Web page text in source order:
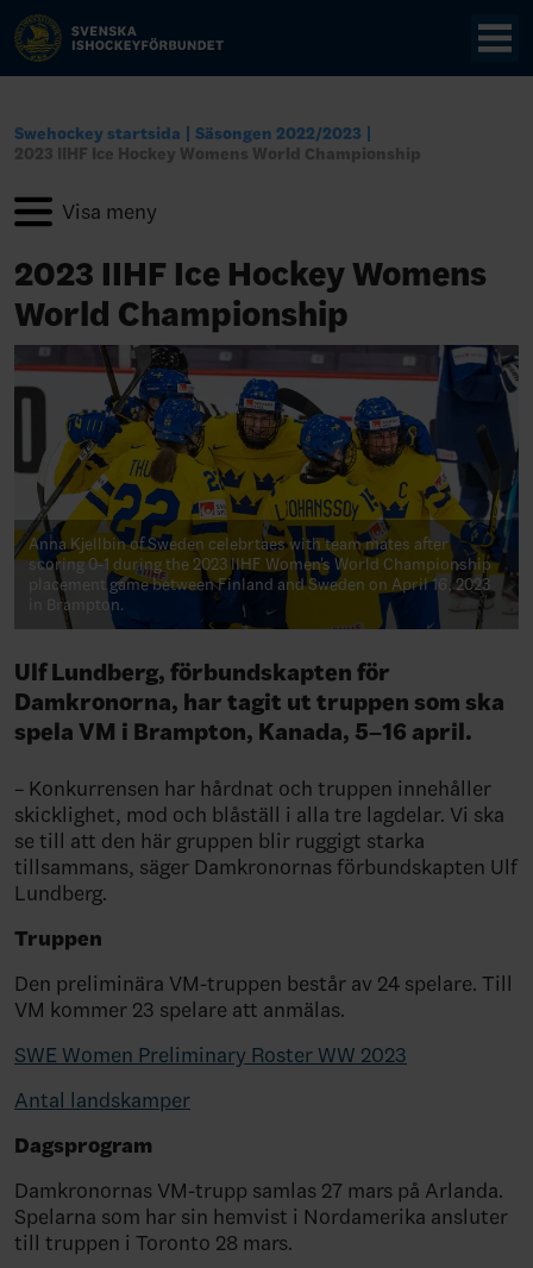
Swehockey startsida
Säsongen 2022/2023
2023 IIHF Ice Hockey Womens World Championship
2023 IIHF Ice Hockey Womens
World Championship
Anna Kjellbin of Sweden celebrtaes with team mates after
scoring 0-1 during the 2023 IIHF Women's World Championship
placement game between Finland and Sweden on April 16, 2023
in Brampton.
Ulf Lundberg, förbundskapten för
Damkronorna, har tagit ut truppen som ska
spela VM i Brampton, Kanada, 5–16 april.
– Konkurrensen har hårdnat och truppen innehåller
skicklighet, mod och blåställ i alla tre lagdelar. Vi ska
se till att den här gruppen blir ruggigt starka
tillsammans, säger Damkronornas förbundskapten Ulf
Lundberg.
Truppen
Den preliminära VM-truppen består av 24 spelare. Till
VM kommer 23 spelare att anmälas.
SWE Women Preliminary Roster WW 2023
Antal landskamper
Dagsprogram
Damkronornas VM-trupp samlas 27 mars på Arlanda.
Spelarna som har sin hemvist i Nordamerika ansluter
till truppen i Toronto 28 mars.